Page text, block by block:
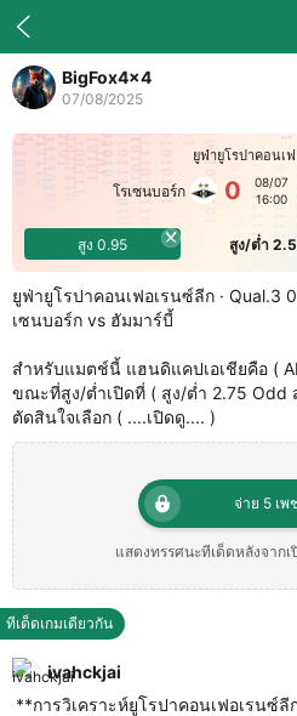
BigFox4x4
07/08/2025
ยูฟ่ายูโรปาคอนเ
โรเซนบอร์ก 0
08/07
16:00
สูง 0.95 สูง/ต่ำ
ยูฟ่ายูโรปาคอนเฟอเรนซ์ลีก ·
เซนบอร์ก vs ฮัมมาร์บี้
สำหรับแมตช์นี้ แฮนดิแคปเอเชียคือ (
ขณะที่สูง/ต่ำเปิดที่ ( สูง/ต่ำ 2.75 Odd
ตัดสินใจเลือก ( ....เปิดดู.... )
จ่าย 5 เพ
แสดงทรรศนะทีเด็ดหลังจาก
ทีเด็ดเกมเดียวกัน
ivahckjai
**การวิเคราะห์ยูโรปาคอนเฟอเรนซ์